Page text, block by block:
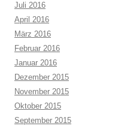
Juli 2016
April 2016
März 2016
Februar 2016
Januar 2016
Dezember 2015
November 2015
Oktober 2015
September 2015